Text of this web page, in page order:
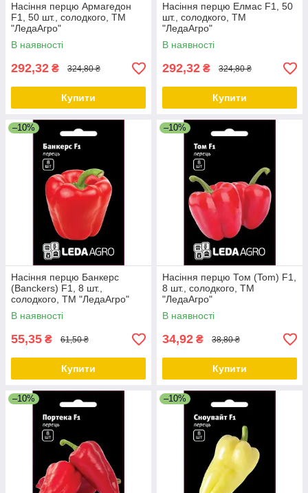
Насіння перцю Армагедон
F1, 50 шт., солодкого, ТМ
"ЛедаАгро"
В наявності
292,32 ₴ 324,80 ₴
Купити
Насіння перцю Елмас F1, 50
шт., солодкого, ТМ
"ЛедаАгро"
В наявності
292,32 ₴ 324,80 ₴
Купити
–10%
Насіння перцю Банкерс
(Banckers) F1, 8 шт.,
солодкого, ТМ "ЛедаАгро"
В наявності
55,35 ₴ 61,50 ₴
Купити
–10%
Насіння перцю Том (Tom) F1,
8 шт., солодкого, ТМ
"ЛедаАгро"
В наявності
34,92 ₴ 38,80 ₴
Купити
–10% –10%